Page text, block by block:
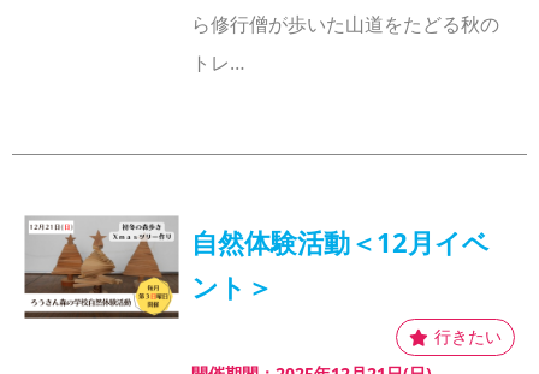
ら修行僧が歩いた山道をたどる秋の
トレ…
自然体験活動＜12月イベ
ント＞